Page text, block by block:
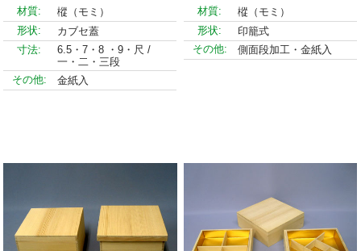
材質:
樅（モミ）
形状:
カブセ蓋
寸法:
6.5・7・8 ・9・尺 /
一・二・三段
その他:
金紙入
材質:
樅（モミ）
形状:
印籠式
その他:
側面段加工・金紙入